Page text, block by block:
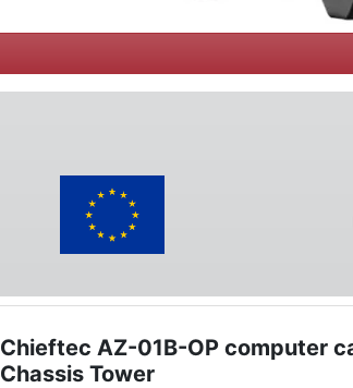
Chieftec AZ-01B-OP computer
Chassis Tower